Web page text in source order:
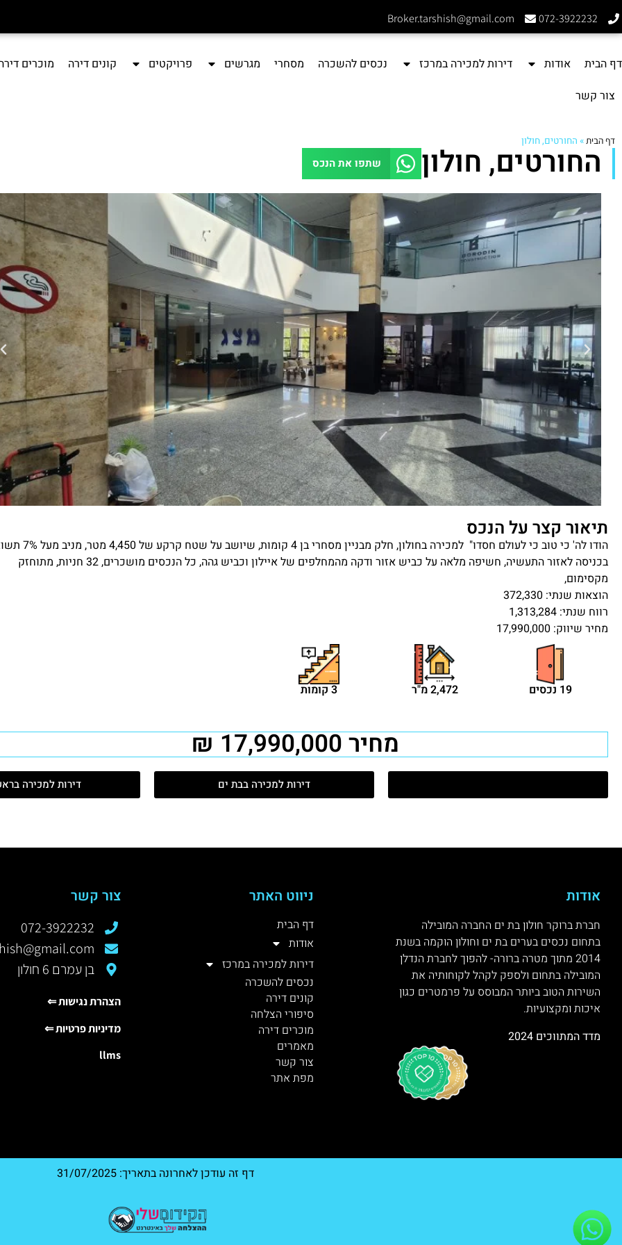
072-3922232
Broker.tarshish@gmail.com
דף הבית אודות דירות למכירה במרכז נכסים להשכרה מסחרי מגרשים פרויקטים קונים דירה
מוכרים
צור קשר
דף הבית» החורטים, חולון
החורטים, חולון שתפו את הנכס
תיאור קצר על הנכס
הודו לה' כי טוב כי לעולם חסדו" למכירה בחולון, חלק
בכניסה לאזור התעשיה, חשיפה מלאה על כביש אזור ודקה מהמחלפים של איילון וכביש גהה, כל הנכסים מושכרים, 32 חניות, מתוחזק
מקסימום,
הוצאות שנתי: 372,330
רווח שנתי: 1,313,284
מחיר שיווק: 17,990,000
19 נכסים 2,472 מ"ר 3 קומות
מחיר 17,990,000 ₪
דירות למכירה בבת ים דירות למכירה
אודות
חברת ברוקר חולון בת ים החברה המובילה
בתחום נכסים בערים בת ים וחולון הוקמה בשנת
2014 מתוך מטרה ברורה- להפוך לחברת הנדלן
המובילה בתחום ולספק לקהל לקוחותיה את
השירות הטוב ביותר המבוסס על פרמטרים כגון
איכות ומקצועיות.
מדד המתווכים 2024
ניווט האתר
דף הבית
אודות
דירות למכירה במרכז
נכסים להשכרה
קונים דירה
סיפורי הצלחה
מוכרים דירה
מאמרים
צור קשר
מפת אתר
צור קשר
072-3922232
בן עמרם 6 חולון
הצהרת נגישות ⇐
מדיניות פרטיות ⇐
llms
דף זה עודכן לאחרונה בתאריך: 31/07/2025